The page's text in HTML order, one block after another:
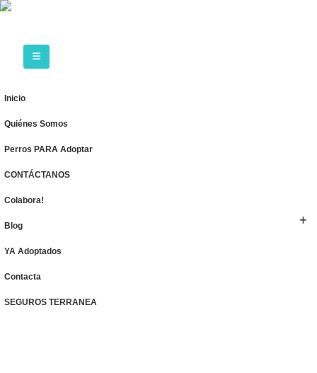
Inicio
Quiénes Somos
Perros PARA Adoptar
CONTÁCTANOS
Colabora!
Blog
YA Adoptados
Contacta
SEGUROS TERRANEA